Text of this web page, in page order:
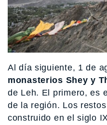
Al día siguiente, 1 de
monasterios Shey y
de Leh. El primero, es
de la región. Los
construido en el siglo